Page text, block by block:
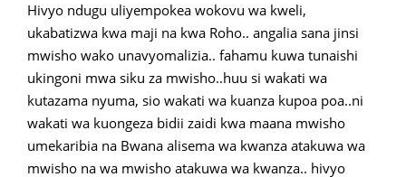
Hivyo ndugu uliyempokea wokovu wa kweli,
ukabatizwa kwa maji na kwa Roho.. angalia sana jinsi
mwisho wako unavyomalizia.. fahamu kuwa tunaishi
ukingoni mwa siku za mwisho..huu si wakati wa
kutazama nyuma, sio wakati wa kuanza kupoa poa..ni
wakati wa kuongeza bidii zaidi kwa maana mwisho
umekaribia na Bwana alisema wa kwanza atakuwa wa
mwisho na wa mwisho atakuwa wa kwanza.. hivyo